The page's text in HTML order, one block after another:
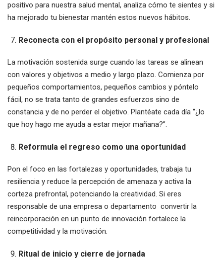
positivo para nuestra salud mental, analiza cómo te sientes y si
ha mejorado tu bienestar mantén estos nuevos hábitos.
Reconecta con el propósito personal y profesional
La motivación sostenida surge cuando las tareas se alinean
con valores y objetivos a medio y largo plazo. Comienza por
pequeños comportamientos, pequeños cambios y póntelo
fácil, no se trata tanto de grandes esfuerzos sino de
constancia y de no perder el objetivo. Plantéate cada día “¿lo
que hoy hago me ayuda a estar mejor mañana?”.
Reformula el regreso como una oportunidad
Pon el foco en las fortalezas y oportunidades, trabaja tu
resiliencia y reduce la percepción de amenaza y activa la
corteza prefrontal, potenciando la creatividad. Si eres
responsable de una empresa o departamento convertir la
reincorporación en un punto de innovación fortalece la
competitividad y la motivación.
Ritual de inicio y cierre de jornada